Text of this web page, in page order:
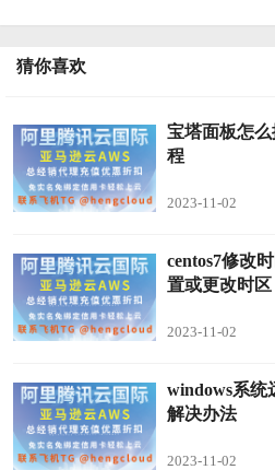
猜你喜欢
宝塔面板怎
程
2023-11-02
centos7修改
置或更改时区
2023-11-02
windows系统
解决办法
2023-11-02